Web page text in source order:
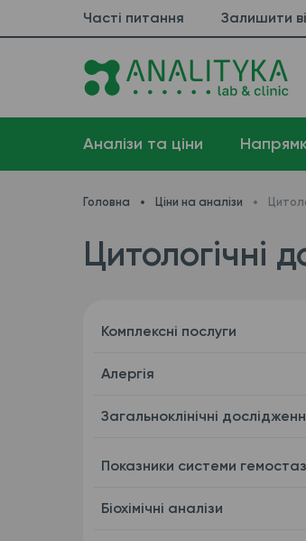
Часті питання Залишити
Аналізи та ціни
Головна Ціни на аналізи
Цитологічні
Комплексні послуги
Алергія
Загальноклінічні
Показники системи
Біохімічні аналізи